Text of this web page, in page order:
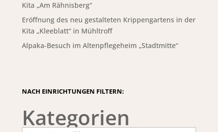
Kita „Am Rähnisberg“
Eröffnung des neu gestalteten Krippengartens in der
Kita „Kleeblatt“ in Mühltroff
Alpaka-Besuch im Altenpflegeheim „Stadtmitte“
NACH EINRICHTUNGEN FILTERN:
Kategorien